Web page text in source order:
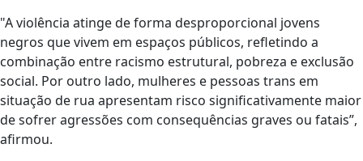
"A violência atinge de forma desproporcional jovens
negros que vivem em espaços públicos, refletindo a
combinação entre racismo estrutural, pobreza e exclusão
social. Por outro lado, mulheres e pessoas trans em
situação de rua apresentam risco significativamente maior
de sofrer agressões com consequências graves ou fatais”,
afirmou.